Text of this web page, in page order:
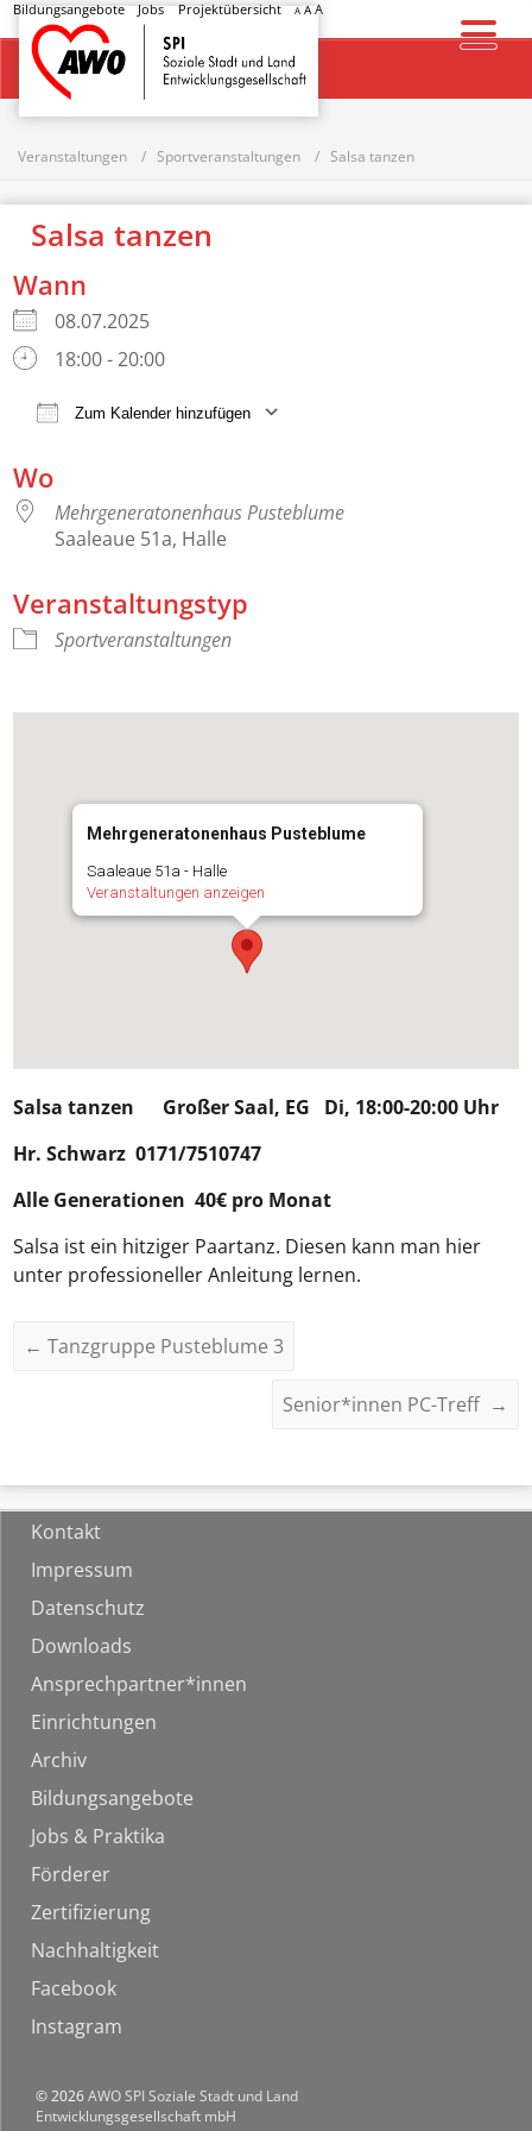
Bildungsangebote Jobs Projektübersicht A AA
Startseite
Veranstaltungen Sportveranstaltungen Salsa tanzen
Salsa tanzen
Wann
08.07.2025
18:00 - 20:00
Zum Kalender hinzufügen
Wo
Mehrgeneratonenhaus Pusteblume
Saaleaue 51a, Halle
Veranstaltungstyp
Sportveranstaltungen
Mehrgeneratonenhaus Pusteblume
Saaleaue 51a - Halle
Veranstaltungen anzeigen
Salsa tanzen
Großer Saal, EG Di, 18:00-20:00 Uhr
Hr. Schwarz 0171/7510747
Alle Generationen 40€ pro Monat
Salsa ist ein hitziger Paartanz. Diesen kann man hier
unter professioneller Anleitung lernen.
← Tanzgruppe Pusteblume 3
Senior*innen PC-Treff →
Kontakt
Impressum
Datenschutz
Downloads
Ansprechpartner*innen
Einrichtungen
Archiv
Bildungsangebote
Jobs & Praktika
Förderer
Zertifizierung
Nachhaltigkeit
Facebook
Instagram
© 2026AWO SPI Soziale Stadt und Land
Entwicklungsgesellschaft mbH